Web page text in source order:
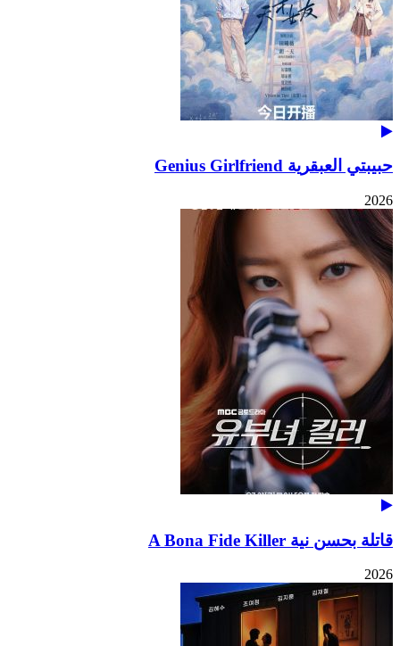
حبيبتي العبقرية Genius Girlfriend
2026
قاتلة بحسن نية A Bona Fide Killer
2026